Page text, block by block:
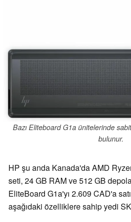
Bazı Eliteboard G1a ünitelerinde
bulunur.
HP şu anda Kanada'da AMD
seti, 24 GB RAM ve 512 GB
EliteBoard G1a'yı 2.609 CAD'a
aşağıdaki özelliklere sahip yedi